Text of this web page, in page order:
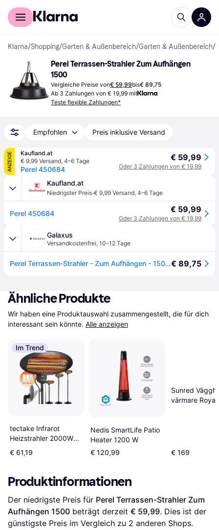
Für Shopper
Klarna/Shopping/Garten & Außenbereich/Garten & Außenbereich/
Perel Terrassen-Strahler Zum Aufhängen
1500
Vergleiche Preise von€ 59,99bis€ 89,75
Ab 3 Zahlungen von € 19,99 mit
Teste flexible Zahlungen*
Empfohlen Preis inklusive Versand
ANZEIGE
Kaufland.at
€ 9,99 Versand, 4–6 Tage
Perel 450684
€ 59,99
Oder 3 Zahlungen von € 19,99
Kaufland.at
Niedrigster Preis·€ 9,99 Versand, 4–6 Tage
Perel 450684 € 59,99
Oder 3 Zahlungen von € 19,99
Galaxus
Versandkostenfrei, 10–12 Tage
Perel Terrassen-Strahler - Zum Aufhängen - 1500 W - Im Retro-Design, Heizstrahler, Schwarz€ 89,75
Ähnliche Produkte
Wir haben eine Produktauswahl zusammengestellt, die für dich
interessant sein könnte. Alle anzeigen
Im Trend
tectake Infrarot
Heizstrahler 2000W
mit Standfuß oder
Wandmontage
€ 61,19
Nedis SmartLife Patio
Heater 1200 W
€ 120,99
Sunred
värmare Royal
€ 169
Produktinformationen
Der niedrigste Preis für Perel Terrassen-Strahler Zum
Aufhängen 1500 beträgt derzeit € 59,99. Dies ist der
günstigste Preis im Vergleich zu 2 anderen Shops.